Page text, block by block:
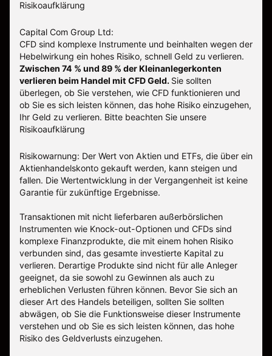
Risikoaufklärung
Capital Com Group Ltd:
CFD sind komplexe Instrumente und beinhalten wegen der
Hebelwirkung ein hohes Risiko, schnell Geld zu verlieren.
Zwischen 74 % und 89 % der Kleinanlegerkonten
verlieren beim Handel mit CFD Geld. Sie sollten
überlegen, ob Sie verstehen, wie CFD funktionieren und
ob Sie es sich leisten können, das hohe Risiko einzugehen,
Ihr Geld zu verlieren. Bitte beachten Sie unsere
Risikoaufklärung
Risikowarnung: Der Wert von Aktien und ETFs, die über ein
Aktienhandelskonto gekauft werden, kann steigen und
fallen. Die Wertentwicklung in der Vergangenheit ist keine
Garantie für zukünftige Ergebnisse.
Transaktionen mit nicht lieferbaren außerbörslichen
Instrumenten wie Knock-out-Optionen und CFDs sind
komplexe Finanzprodukte, die mit einem hohen Risiko
verbunden sind, das gesamte investierte Kapital zu
verlieren. Derartige Produkte sind nicht für alle Anleger
geeignet, da sie sowohl zu Gewinnen als auch zu
erheblichen Verlusten führen können. Bevor Sie sich an
dieser Art des Handels beteiligen, sollten Sie sollten
abwägen, ob Sie die Funktionsweise dieser Instrumente
verstehen und ob Sie es sich leisten können, das hohe
Risiko des Geldverlusts einzugehen.